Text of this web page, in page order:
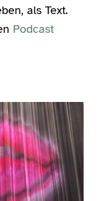
als Text.
Podcast